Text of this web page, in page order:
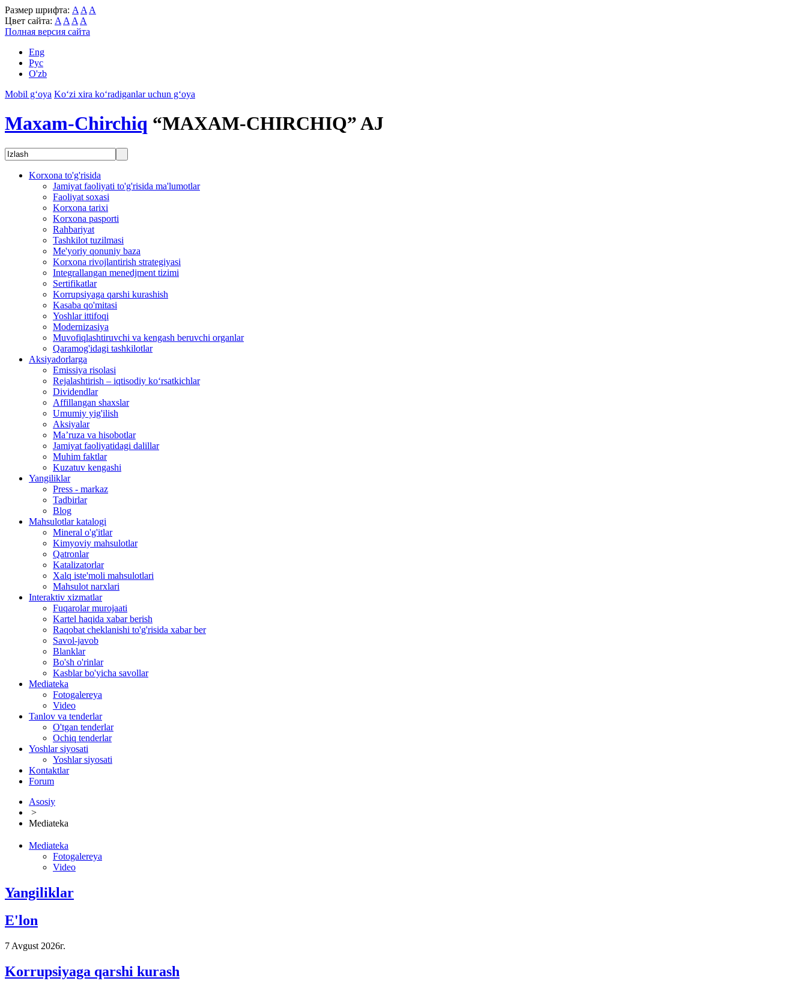
Размер шрифта: A A A
Цвет сайта: A A A A
Полная версия сайта
Eng
Рус
O'zb
Mobil g‘oya Ko‘zi xira ko‘radiganlar uchun g‘oya
Maxam-Chirchiq “MAXAM-CHIRCHIQ” AJ
Korxona to'g'risida
Jamiyat faoliyati to'g'risida ma'lumotlar
Faoliyat soxasi
Korxona tarixi
Korxona pasporti
Rahbariyat
Tashkilot tuzilmasi
Me'yoriy qonuniy baza
Korxona rivojlantirish strategiyasi
Integrallangan menedjment tizimi
Sertifikatlar
Korrupsiyaga qarshi kurashish
Kasaba qo'mitasi
Yoshlar ittifoqi
Modernizasiya
Muvofiqlashtiruvchi va kengash beruvchi organlar
Qaramog'idagi tashkilotlar
Aksiyadorlarga
Emissiya risolasi
Rejalashtirish – iqtisodiy ko‘rsatkichlar
Dividendlar
Affillangan shaxslar
Umumiy yig'ilish
Aksiyalar
Ma’ruza va hisobotlar
Jamiyat faoliyatidagi dalillar
Muhim faktlar
Kuzatuv kengashi
Yangiliklar
Press - markaz
Tadbirlar
Blog
Mahsulotlar katalogi
Mineral o'g'itlar
Kimyoviy mahsulotlar
Qatronlar
Katalizatorlar
Xalq iste'moli mahsulotlari
Mahsulot narxlari
Interaktiv xizmatlar
Fuqarolar murojaati
Kartel haqida xabar berish
Raqobat cheklanishi to'g'risida xabar ber
Savol-javob
Blanklar
Bo'sh o'rinlar
Kasblar bo'yicha savollar
Mediateka
Fotogalereya
Video
Tanlov va tenderlar
O'tgan tenderlar
Ochiq tenderlar
Yoshlar siyosati
Yoshlar siyosati
Kontaktlar
Forum
Asosiy
>
Mediateka
Mediateka
Fotogalereya
Video
Yangiliklar
E'lon
7 Avgust 2026г.
Korrupsiyaga qarshi kurash